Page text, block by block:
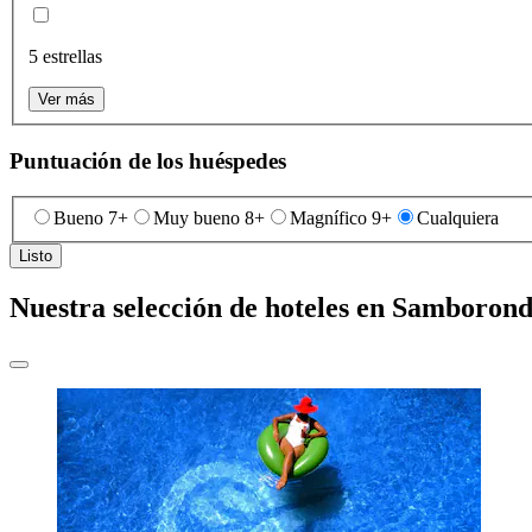
5 estrellas
Ver más
Puntuación de los huéspedes
Bueno 7+ Muy bueno 8+ Magnífico 9+ Cualquiera
Listo
Nuestra selección de hoteles en